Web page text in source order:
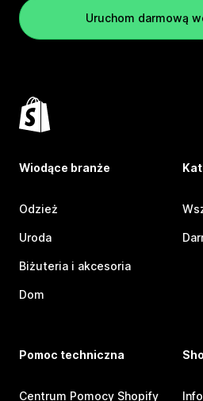
Uruchom darmową
Wiodące branże
Odzież
Uroda
Biżuteria i akcesoria
Dom
Pomoc techniczna
Centrum Pomocy Shopify